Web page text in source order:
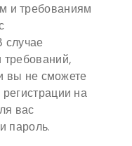
и требованиям
вы не сможете
на
вас
пароль.